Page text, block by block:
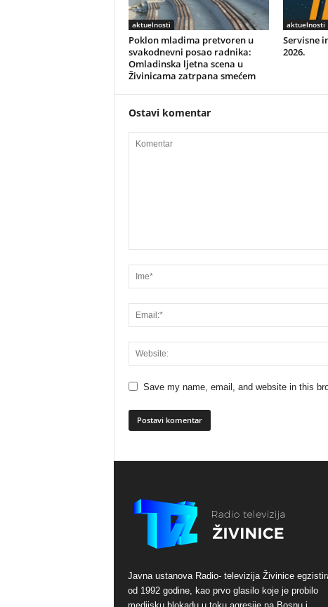
aktuelnosti
Poklon mladima pretvoren u
svakodnevni posao radnika:
Omladinska ljetna scena u
Živinicama zatrpana smećem
aktuelnosti
Servisne
2026.
Ostavi komentar
Save my name, email, and website in this
Javna ustanova Radio- televizija Živinice
od 1992 godine, kao prvo glasilo koje je probilo